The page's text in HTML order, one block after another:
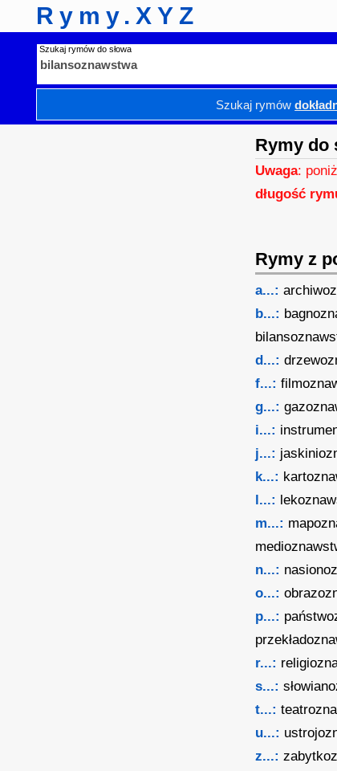
Rymy.XYZ
Szukaj rymów do słowa
Szukaj rymów
Rymy do
Uwaga:
długość
Rymy z
a...:
b...:
d...:
f...:
g...:
i...:
j...:
k...:
l...:
m...:
n...:
o...:
p...:
r...:
s...:
t...:
u...:
z...: